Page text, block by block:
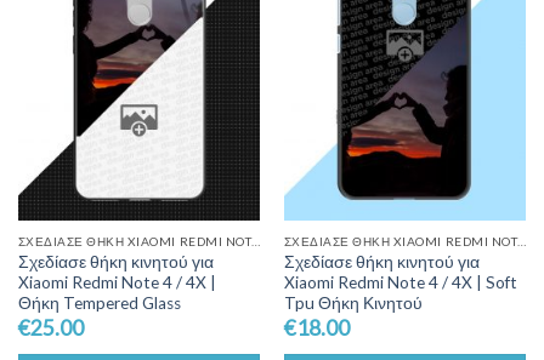
Wishlist
ΣΧΕΔΊΑΣΕ ΘΉΚΗ XIAOMI REDMI NOTE 4/4X
Σχεδίασε θήκη κινητού για
Xiaomi Redmi Note 4 / 4X |
Θήκη Tempered Glass
€25.00
Wishlist
ΣΧΕΔΊΑΣΕ ΘΉΚΗ XIAOMI REDMI NOTE 4/4X
Σχεδίασε θήκη κινητού για
Xiaomi Redmi Note 4 / 4X | Soft
Tpu Θήκη Κινητού
€18.00